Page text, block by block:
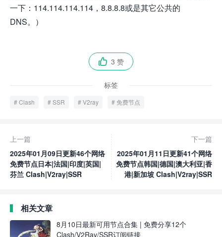
一下：114.114.114.114，8.8.8.8或是其它公共的
DNS。）
 3 赞
标签
Clash SSR V2ray 免费节点
上一篇
2025年01月09日更新46个网络
免费节点日本|法国|印度|英国|
芬兰 Clash|V2ray|SSR
下一篇
2025年01月11日更新41个网络
免费节点韩国|德国|澳大利亚|香
港|新加坡 Clash|V2ray|SSR
相关文章
8月10日最新可用节点合集 | 免费分享12个
Clash/V2Ray/SSR订阅链接